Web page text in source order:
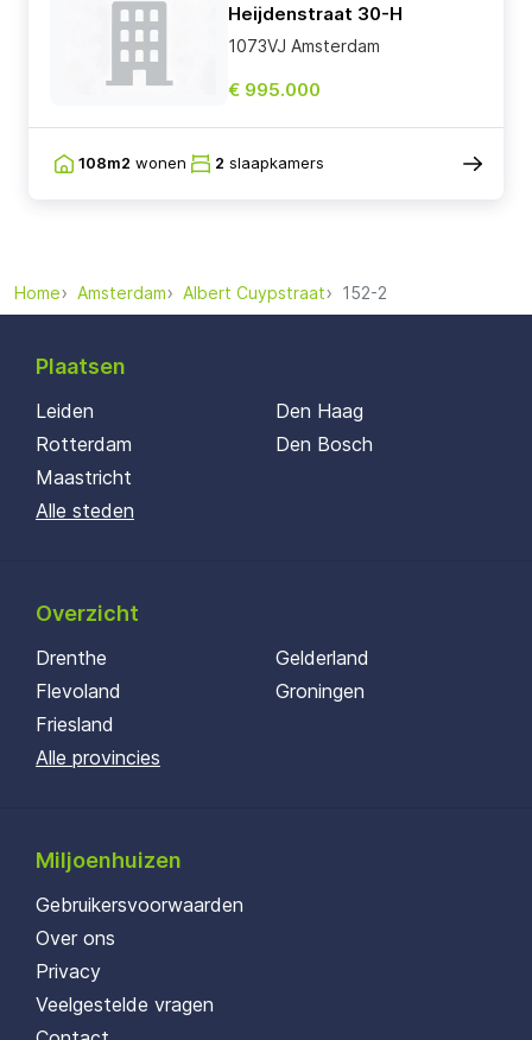
Heijdenstraat 30-H
1073VJ Amsterdam
€ 995.000
108m2 wonen 2 slaapkamers
Home Amsterdam Albert Cuypstraat 152-2
Plaatsen
Leiden
Rotterdam
Maastricht
Den Haag
Den Bosch
Alle steden
Overzicht
Drenthe
Flevoland
Friesland
Gelderland
Groningen
Alle provincies
Miljoenhuizen
Gebruikersvoorwaarden
Over ons
Privacy
Veelgestelde vragen